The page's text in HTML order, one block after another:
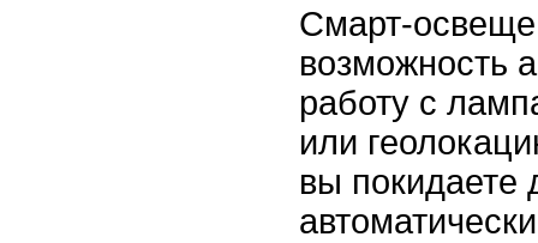
Смарт-
возможность
работу с
или
вы